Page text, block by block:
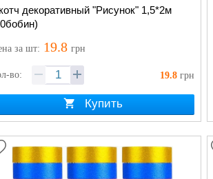
декоративный "Рисунок" 1,5*2м
за шт: 19.8 грн
во: 19.8 грн
Купить